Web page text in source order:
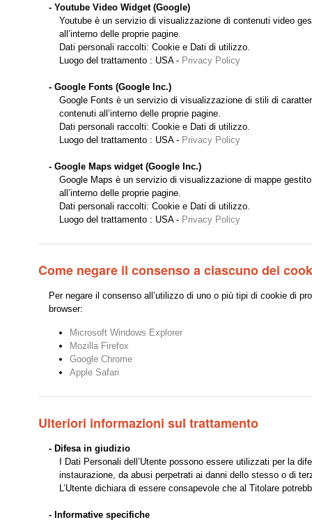
- Youtube Video Widget (Google)
Youtube è un servizio di visualizzazione di contenuti video
all’interno delle proprie pagine.
Dati personali raccolti: Cookie e Dati di utilizzo.
Luogo del trattamento : USA - Privacy Policy
- Google Fonts (Google Inc.)
Google Fonts è un servizio di visualizzazione di stili di
contenuti all’interno delle proprie pagine.
Dati personali raccolti: Cookie e Dati di utilizzo.
Luogo del trattamento : USA - Privacy Policy
- Google Maps widget (Google Inc.)
Google Maps è un servizio di visualizzazione di mappe
all’interno delle proprie pagine.
Dati personali raccolti: Cookie e Dati di utilizzo.
Luogo del trattamento : USA - Privacy Policy
Come negare il consenso a ciascuno dei
Per negare il consenso all’utilizzo di uno o più tipi di cookie di
browser:
Microsoft Windows Explorer
Mozilla Firefox
Google Chrome
Apple Safari
Ulteriori informazioni sul trattamento
- Difesa in giudizio
I Dati Personali dell’Utente possono essere utilizzati per la
instaurazione, da abusi perpetrati ai danni dello stesso o di
L’Utente dichiara di essere consapevole che al Titolare
- Informative specifiche